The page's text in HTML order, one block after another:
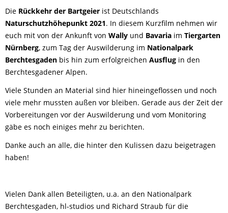
Die Rückkehr der Bartgeier ist Deutschlands
Naturschutzhöhepunkt 2021. In diesem Kurzfilm nehmen wir
euch mit von der Ankunft von Wally und Bavaria im Tiergarten
Nürnberg, zum Tag der Auswilderung im Nationalpark
Berchtesgaden bis hin zum erfolgreichen Ausflug in den
Berchtesgadener Alpen.
Viele Stunden an Material sind hier hineingeflossen und noch
viele mehr mussten außen vor bleiben. Gerade aus der Zeit der
Vorbereitungen vor der Auswilderung und vom Monitoring
gäbe es noch einiges mehr zu berichten.
Danke auch an alle, die hinter den Kulissen dazu beigetragen
haben!
Vielen Dank allen Beteiligten, u.a. an den Nationalpark
Berchtesgaden, hl-studios und Richard Straub für die